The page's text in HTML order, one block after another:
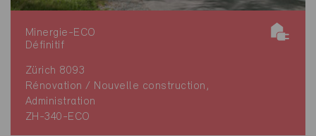
Minergie-ECO
Définitif
Zürich 8093
Rénovation / Nouvelle construction,
Administration
ZH-340-ECO